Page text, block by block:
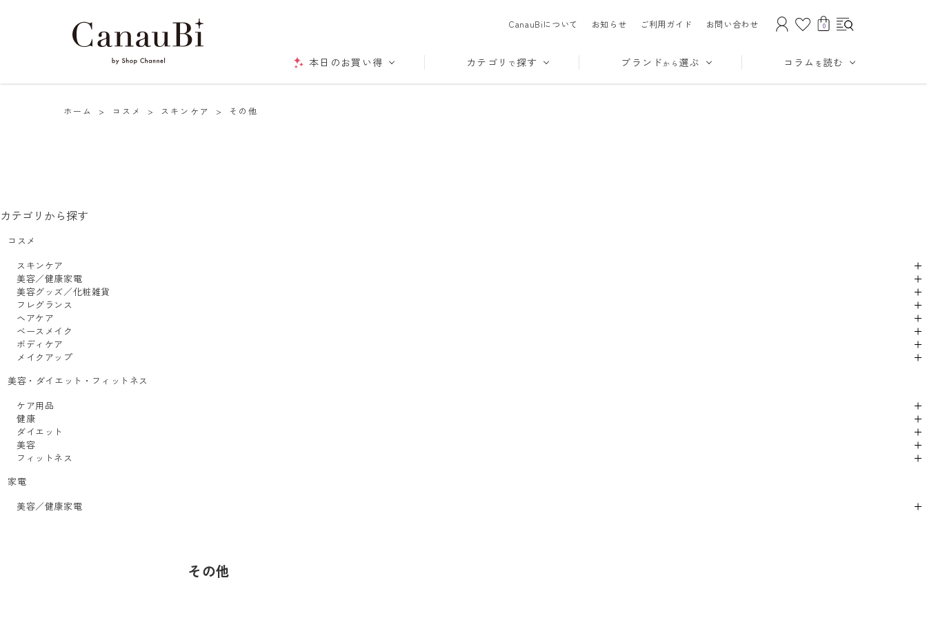
CanauBiについて お知らせ ご利用ガイド お問い合わせ 0
本日のお買い得 カテゴリ で探す ブランド から 選ぶ コラム を読む
ホーム > コスメ > スキンケア > その他
カテゴリから探す
コスメ
スキンケア
美容／健康家電
美容グッズ／化粧雑貨
フレグランス
ヘアケア
ベースメイク
ボディケア
メイクアップ
美容・ダイエット・フィットネス
ケア用品
健康
ダイエット
美容
フィットネス
家電
美容／健康家電
その他